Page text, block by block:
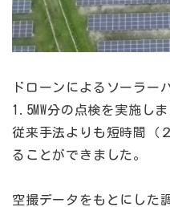
ドローンによるソーラー
1.5MW分の点検を実施しま
従来手法よりも短時間（
ることができました。
空撮データをもとにした